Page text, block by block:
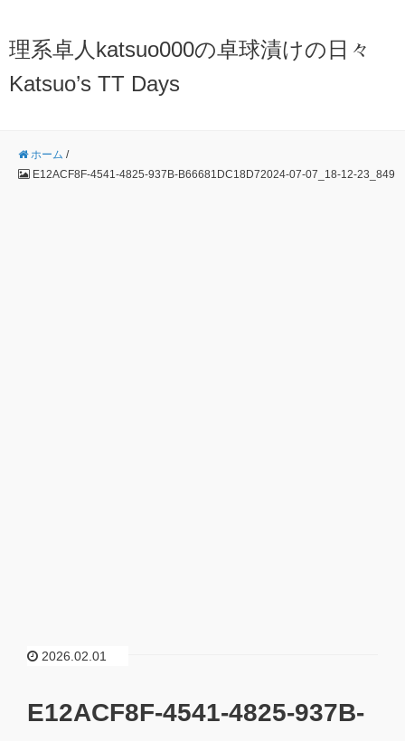
理系卓人katsuo000の卓球漬けの日々
Katsuo’s TT Days
ホーム /
E12ACF8F-4541-4825-937B-B66681DC18D72024-07-07_18-12-23_849
2026.02.01
E12ACF8F-4541-4825-937B-